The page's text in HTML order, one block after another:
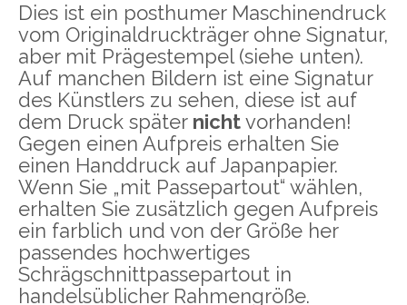
Dies ist ein posthumer Maschinendruck
vom Originaldruckträger ohne Signatur,
aber mit Prägestempel (siehe unten).
Auf manchen Bildern ist eine Signatur
des Künstlers zu sehen, diese ist auf
dem Druck später nichtvorhanden!
Gegen einen Aufpreis erhalten Sie
einen Handdruck auf Japanpapier.
Wenn Sie „mit Passepartout“ wählen,
erhalten Sie zusätzlich gegen Aufpreis
ein farblich und von der Größe her
passendes hochwertiges
Schrägschnittpassepartout in
handelsüblicher Rahmengröße.